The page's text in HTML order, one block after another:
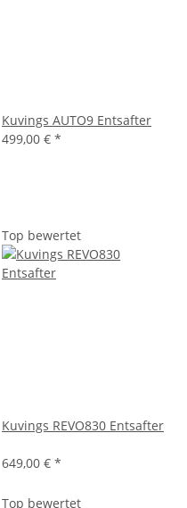
Kuvings AUTO9 Entsafter
499,00 € *
Top bewertet
Kuvings REVO830 Entsafter
649,00 € *
Top bewertet